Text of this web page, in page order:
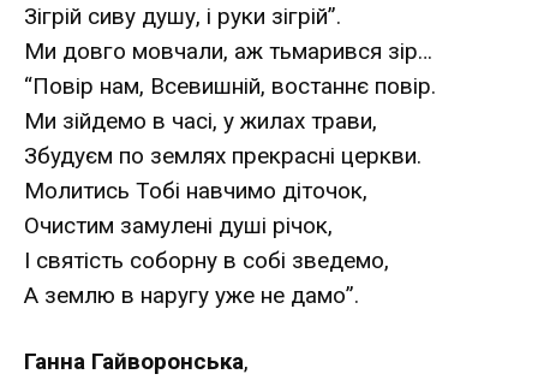
Зігрій сиву душу, і руки зігрій”.
Ми довго мовчали, аж тьмарився зір…
“Повір нам, Всевишній, востаннє повір.
Ми зійдемо в часі, у жилах трави,
Збудуєм по землях прекрасні церкви.
Молитись Тобі навчимо діточок,
Очистим замулені душі річок,
І святість соборну в собі зведемо,
А землю в наругу уже не дамо”.
Ганна Гайворонська,